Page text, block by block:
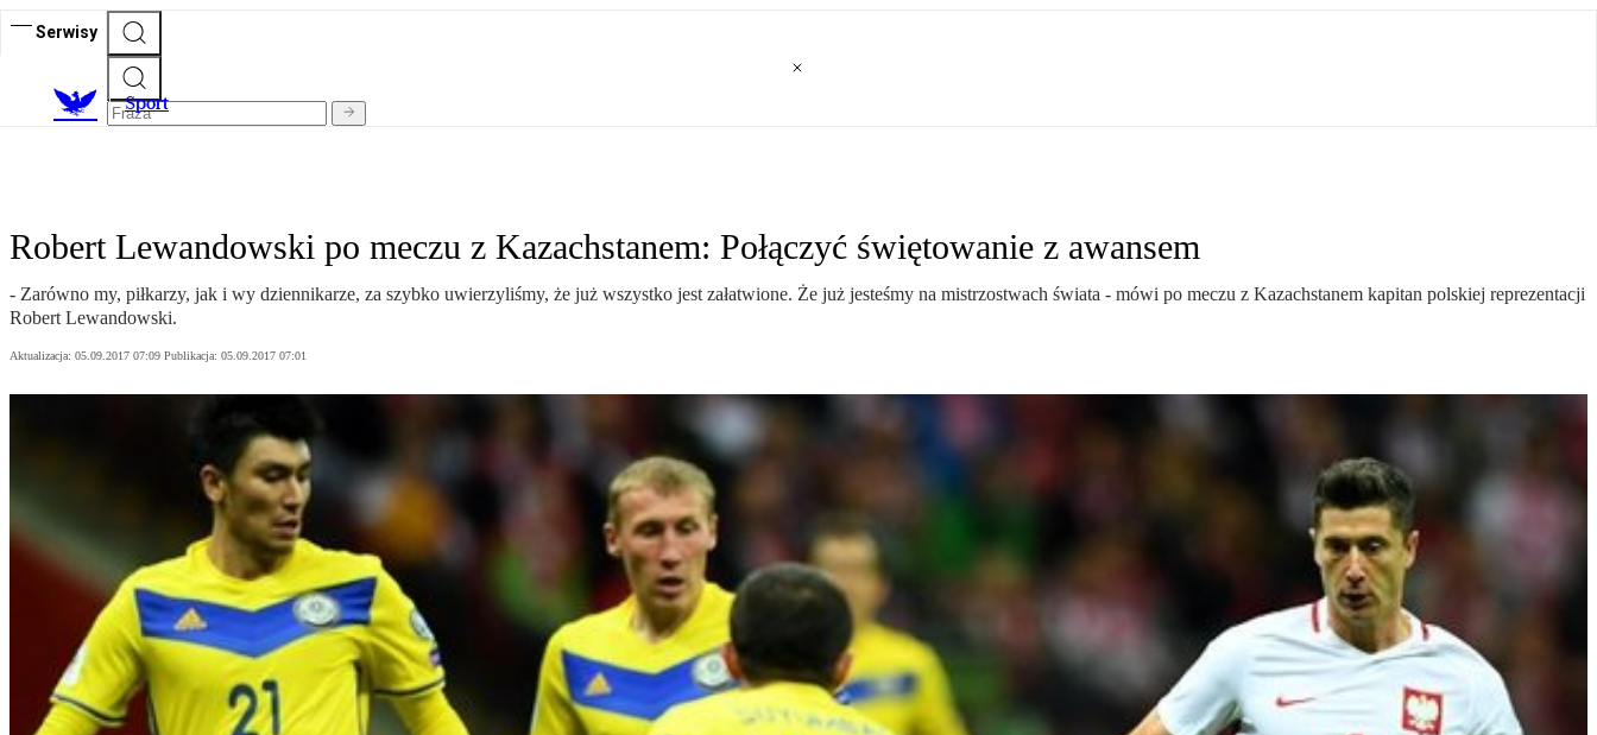
Serwisy
Sport
Robert Lewandowski po meczu z Kazachstanem: Połączyć świętowanie z awansem
- Zarówno my, piłkarzy, jak i wy dziennikarze, za szybko uwierzyliśmy, że już wszystko jest załatwione. Że już jesteśmy na mistrzostwach świata - mówi po meczu z Kazachstanem kapitan polskiej reprezentacji
Robert Lewandowski.
Aktualizacja: 05.09.2017 07:09 Publikacja: 05.09.2017 07:01